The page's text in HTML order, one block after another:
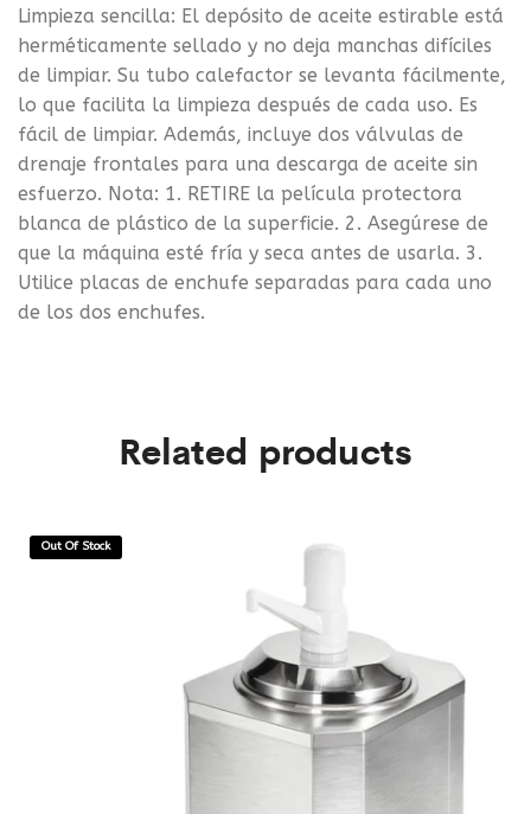
Limpieza sencilla: El depósito de aceite estirable está
herméticamente sellado y no deja manchas difíciles
de limpiar. Su tubo calefactor se levanta fácilmente,
lo que facilita la limpieza después de cada uso. Es
fácil de limpiar. Además, incluye dos válvulas de
drenaje frontales para una descarga de aceite sin
esfuerzo. Nota: 1. RETIRE la película protectora
blanca de plástico de la superficie. 2. Asegúrese de
que la máquina esté fría y seca antes de usarla. 3.
Utilice placas de enchufe separadas para cada uno
de los dos enchufes.
Related products
Out Of Stock